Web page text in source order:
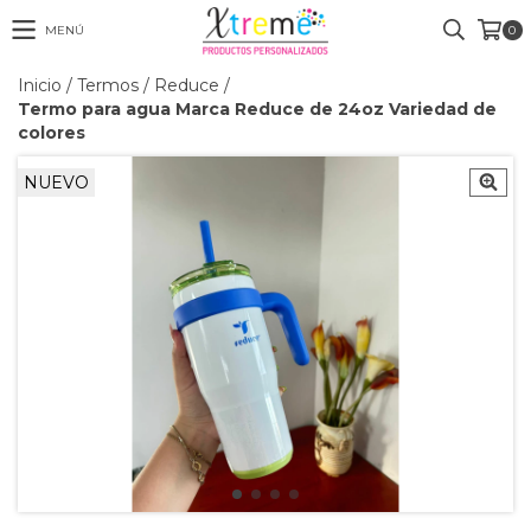
MENÚ 0
Inicio / Termos / Reduce /
Termo para agua Marca Reduce de 24oz Variedad de
colores
NUEVO